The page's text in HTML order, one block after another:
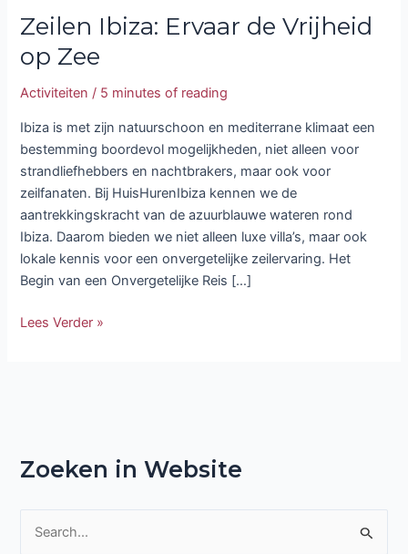
Zeilen Ibiza: Ervaar de Vrijheid
op Zee
Activiteiten / 5 minutes of reading
Ibiza is met zijn natuurschoon en mediterrane klimaat een
bestemming boordevol mogelijkheden, niet alleen voor
strandliefhebbers en nachtbrakers, maar ook voor
zeilfanaten. Bij HuisHurenIbiza kennen we de
aantrekkingskracht van de azuurblauwe wateren rond
Ibiza. Daarom bieden we niet alleen luxe villa’s, maar ook
lokale kennis voor een onvergetelijke zeilervaring. Het
Begin van een Onvergetelijke Reis […]
Lees Verder »
Zoeken in Website